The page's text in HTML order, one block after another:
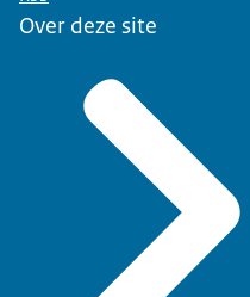
Over deze site